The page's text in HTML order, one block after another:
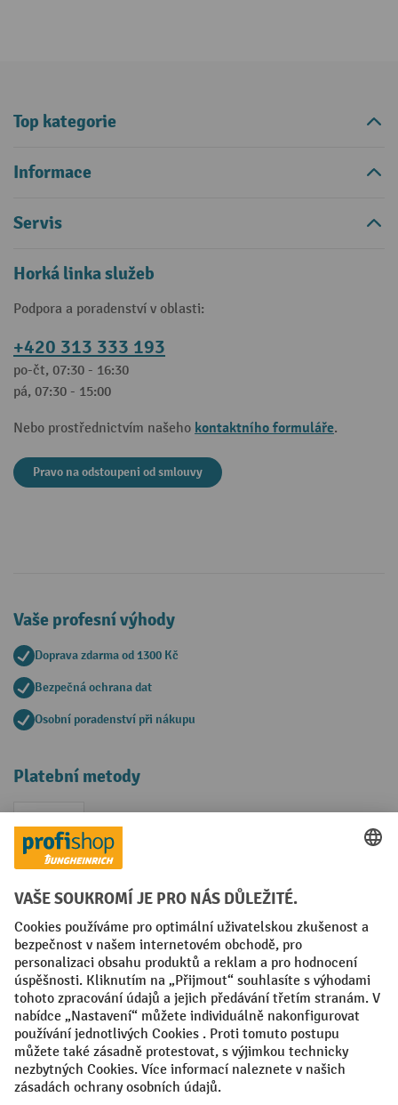
Top kategorie
Informace
Servis
Horká linka služeb
Podpora a poradenství v oblasti:
+420 313 333 193
po-čt, 07:30 - 16:30
pá, 07:30 - 15:00
Nebo prostřednictvím našeho kontaktního formuláře.
Pravo na odstoupeni od smlouvy
Vaše profesní výhody
Doprava zdarma od 1300 Kč
Bezpečná ochrana dat
Osobní poradenství při nákupu
Platební metody
Faktura
Sociální sítě
Facebook
YouTubeLinkedIn
VODP Otisk
Prohlášení o ochraně osobních údajů
Nastavení ochrany osobních údajů